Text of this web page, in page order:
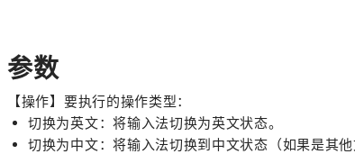
参数
【操作】要执行的操作类型：
切换为英文：将输入法切换为英文状态。
切换为中文：将输入法切换到中文状态（如果是其